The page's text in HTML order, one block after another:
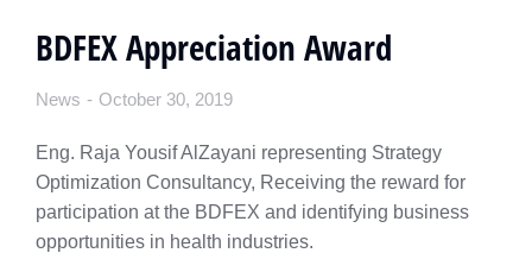
BDFEX Appreciation Award
News October 30, 2019
Eng. Raja Yousif AlZayani representing Strategy
Optimization Consultancy, Receiving the reward for
participation at the BDFEX and identifying business
opportunities in health industries.